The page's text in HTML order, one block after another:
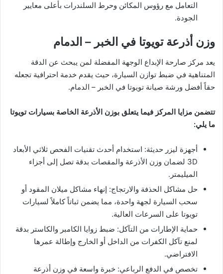
التعامل مع رؤوس المكائن وحرط السلندرات بأعلى معايير
الجودة.
وزن أذرعة تويوتا في الخبر – الدمام
يعد مركز صارحة الإبداع الوجهة المفضلة لمن يبحث عن الدقة
المتناهية في ضبط توازن السيارة، حيث يقدم خدمة احترافية تجعله
حقاً أفضل ورشة صيانة تويوتا في الخبر – الدمام.
تتضمن مزايا المركز فيما يتعلق بوزن الأذرعة الخاصة بسيارات تويوتا
ما يلي:
أجهزة ليزر حديثة: استخدام أحدث تقنيات الفحص ثلاثي الأبعاد
3D لضمان وزن الأذرعة والمقصات بدقة تصل إلى أجزاء
الميليمتر.
حل مشاكل الحذفة والارتجاج: إنهاء مشاكل ميلان المقود أو
سحب السيارة لجهة واحدة، مما يضمن ثباتاً كاملاً لسيارات
تويوتا على السرعات العالية.
حماية الإطارات من التآكل: ضبط زوايا الكامبر والكاستر بدقة
لمنع تآكل الكفرات من الداخل أو الخارج وإطالة عمرها
الافتراضي.
تخصص في الدفع الرباعي: خبرة واسعة في وزن أذرعة